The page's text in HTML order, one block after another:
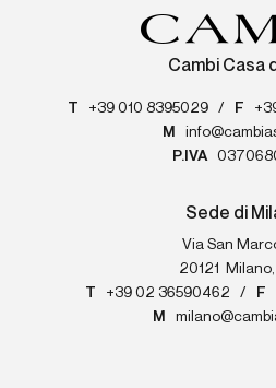
Cambi Casa
T +39 010 8395029 / F
M
P.IVA
Sede di
Via San
20121
Milano,
T
+39 02 36590462 / F
M